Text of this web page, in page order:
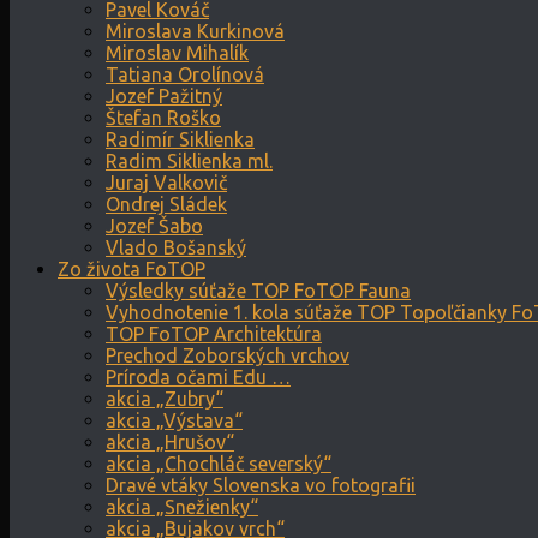
Pavel Kováč
Miroslava Kurkinová
Miroslav Mihalík
Tatiana Orolínová
Jozef Pažitný
Štefan Roško
Radimír Siklienka
Radim Siklienka ml.
Juraj Valkovič
Ondrej Sládek
Jozef Šabo
Vlado Bošanský
Zo života FoTOP
Výsledky súťaže TOP FoTOP Fauna
Vyhodnotenie 1. kola súťaže TOP Topoľčianky
TOP FoTOP Architektúra
Prechod Zoborských vrchov
Príroda očami Edu …
akcia „Zubry“
akcia „Výstava“
akcia „Hrušov“
akcia „Chochláč severský“
Dravé vtáky Slovenska vo fotografii
akcia „Snežienky“
akcia „Bujakov vrch“